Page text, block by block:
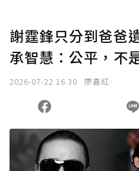
謝霆鋒只分到爸爸
承智慧：公平，不
2026-07-22 16:30 廖嘉紅